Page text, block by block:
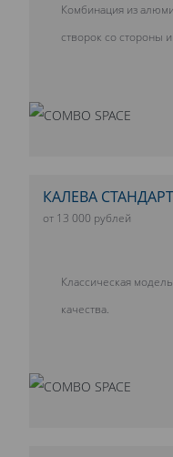
Комбинация из
створок со стороны
КАЛЕВА СТАНДАРТ
от 13 000 рублей
Классическая
качества.